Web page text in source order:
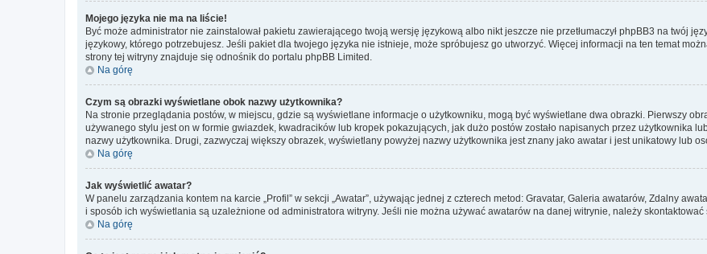
Mojego języka nie ma na liście!
Być może administrator nie zainstalował pakietu zawierającego twoją wersję językową albo nikt jeszcze nie przetłumaczył phpBB3 na twój
językowy, którego potrzebujesz. Jeśli pakiet dla twojego języka nie istnieje, może spróbujesz go utworzyć. Więcej informacji na ten temat
strony tej witryny znajduje się odnośnik do portalu phpBB Limited.
Na górę
Czym są obrazki wyświetlane obok nazwy użytkownika?
Na stronie przeglądania postów, w miejscu, gdzie są wyświetlane informacje o użytkowniku, mogą być wyświetlane dwa obrazki. Pierwszy
używanego stylu jest on w formie gwiazdek, kwadracików lub kropek pokazujących, jak dużo postów zostało napisanych przez użytkownika
nazwy użytkownika. Drugi, zazwyczaj większy obrazek, wyświetlany powyżej nazwy użytkownika jest znany jako awatar i jest unikatowy lub
Na górę
Jak wyświetlić awatar?
W panelu zarządzania kontem na karcie „Profil” w sekcji „Awatar”, używając jednej z czterech metod: Gravatar, Galeria awatarów, Zdalny
i sposób ich wyświetlania są uzależnione od administratora witryny. Jeśli nie można używać awatarów na danej witrynie, należy skontaktować
Na górę